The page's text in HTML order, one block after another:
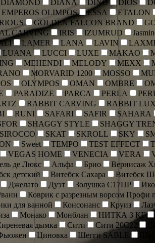
DIAMOND DIANA DINO DIOS
EMPEROS OLIMPOS ESSA ETALON
GOLDEN FALCON BRAND
CARVING IRIS IZUMRUD
LAMER LANA LAVIN LAXMI
LUANA LUCCI LUXE MAKAO
MEHENDI MELODY MEXX
MORVARID 1200 MOSSO
OLYMPOS OMAN OMBRE
PARADIZE PARCA PERLA
RABBIT CARVING RABBIT
RUNI SAFARI SAFIR SAHARA
SHAGGY STYLE SHAGGY
SIROCCO SKAT SKROLL SKY
Sweet TEMPO TEST EFFECT
VEGAS HOME VENECIA VERA
де Люкс Альфа Брио Вернисаж
детский Витебск Сахара Витебск
Джелато Дуэт Золушка С17ПР
Коврик c разрезным ворсом Профи
для ванной Консонанс Круиз
Монако Монблан НИТКА 3 КГ
дымка Сити Сити 20С22
Циновка Шегги SABLE